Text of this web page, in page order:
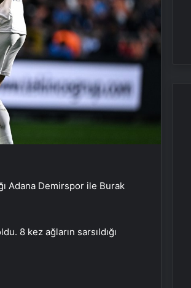
Adana Demirspor ile Burak
8 kez ağların sarsıldığı